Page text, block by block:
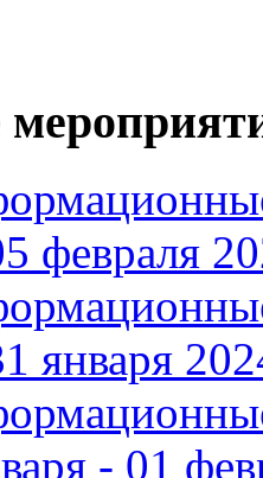
февраля
января
- 01